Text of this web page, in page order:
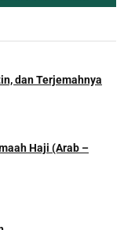
dan Terjemahnya
Haji (Arab –